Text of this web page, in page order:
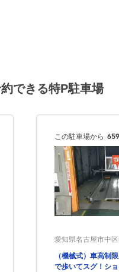
できる特P駐車場
この駐車場から
愛知県名古屋市中
（機械式）車高制
で歩いてスグ！シ